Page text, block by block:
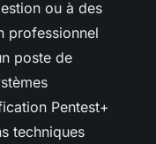
ou à des
professionnel
poste de
Pentest+
techniques